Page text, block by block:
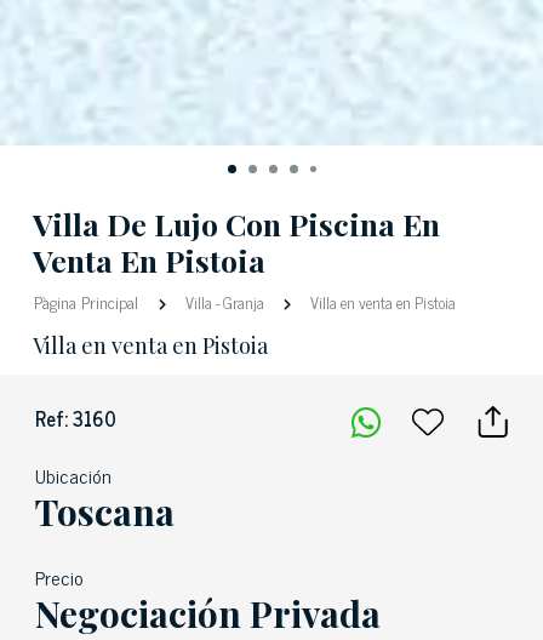
Villa De Lujo Con Piscina En
Venta En Pistoia
Pàgina Principal Villa-Granja Villa en venta en Pistoia
Villa en venta en Pistoia
Ref: 3160
Ubicación
Toscana
Precio
Negociación Privada